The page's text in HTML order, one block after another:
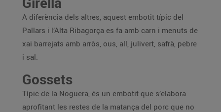
A diferència dels altres, aquest embotit típic del
Pallars i l’Alta Ribagorça es fa amb carn i menuts de
xai barrejats amb arròs, ous, all, julivert, safrà, pebre
i sal.
Gossets
Típic de la Noguera, és un embotit que s’elabora
aprofitant les restes de la matança del porc que no